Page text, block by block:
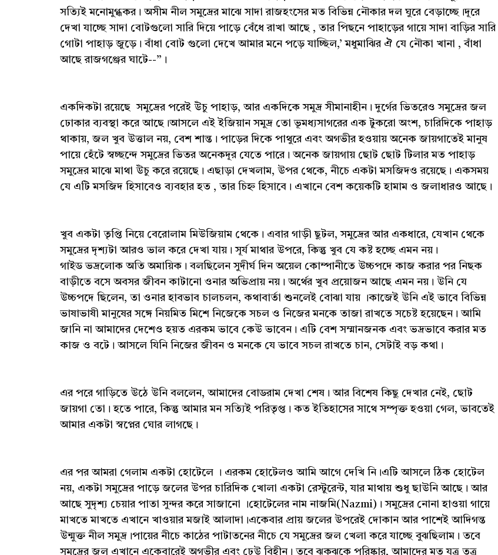
সত্যিই মনোমুগ্ধকর। অসীম নীল সমুদ্রের মাঝে সাদা রাজহংসের মত বিভিন্ন নৌকার দল ঘুরে বেড়াচ্ছে।দূরে
দেখা যাচ্ছে সাদা বোটগুলো সারি দিয়ে পাড়ে বেঁধে রাখা আছে , তার পিছনে পাহাড়ের গায়ে সাদা বাড়ির সারি
গোটা পাহাড় জুড়ে। বাঁধা বোট গুলো দেখে আমার মনে পড়ে যাচ্ছিল,’ মধুমাঝির ঐ যে নৌকা খানা , বাঁধা
আছে রাজগঞ্জের ঘাটে--”।
একদিকটা রয়েছে সমুদ্রের পরেই উঁচু পাহাড়, আর একদিকে সমুদ্র সীমানাহীন। দুর্গের ভিতরেও সমুদ্রের জল
ঢোকার ব্যবস্থা করে আছে।আসলে এই ইজিয়ান সমুদ্র তো ভূমধ্যসাগরের এক টুকরো অংশ, চারিদিকে পাহাড়
থাকায়, জল খুব উত্তাল নয়, বেশ শান্ত। পাড়ের দিকে পাথুরে এবং অগভীর হওয়ায় অনেক জায়গাতেই মানুষ
পায়ে হেঁটে স্বচ্ছন্দে সমুদ্রের ভিতর অনেকদূর যেতে পারে। অনেক জায়গায় ছোট ছোট টিলার মত পাহাড়
সমুদ্রের মাঝে মাথা উঁচু করে রয়েছে। এছাড়া দেখলাম, উপর থেকে, নীচে একটা মসজিদও রয়েছে। একসময়
যে এটি মসজিদ হিসাবেও ব্যবহার হত , তার চিহ্ন হিসাবে। এখানে বেশ কয়েকটি হামাম ও জলাধারও আছে।
খুব একটা তৃপ্তি নিয়ে বেরোলাম মিউজিয়াম থেকে। এবার গাড়ী ছুটল, সমুদ্রের আর একধারে, যেখান থেকে
সমুদ্রের দৃশ্যটা আরও ভাল করে দেখা যায়। সূর্য মাথার উপরে, কিন্তু খুব যে কষ্ট হচ্ছে এমন নয়।
গাইড ভদ্রলোক অতি অমায়িক। বলছিলেন সুদীর্ঘ দিন অয়েল কোম্পানীতে উচ্চপদে কাজ করার পর নিছক
বাড়ীতে বসে অবসর জীবন কাটানো ওনার অভিপ্রায় নয়। অর্থের খুব প্রয়োজন আছে এমন নয়। উনি যে
উচ্চপদে ছিলেন, তা ওনার হাবভাব চালচলন, কথাবার্তা শুনলেই বোঝা যায় ।কাজেই উনি এই ভাবে বিভিন্ন
ভাষাভাষী মানুষের সঙ্গে নিয়মিত মিশে নিজেকে সচল ও নিজের মনকে তাজা রাখতে সচেষ্ট হয়েছেন। আমি
জানি না আমাদের দেশেও হয়ত এরকম ভাবে কেউ ভাবেন। এটি বেশ সম্মানজনক এবং ভদ্রভাবে করার মত
কাজ ও বটে। আসলে যিনি নিজের জীবন ও মনকে যে ভাবে সচল রাখতে চান, সেটাই বড় কথা।
এর পরে গাড়িতে উঠে উনি বললেন, আমাদের বোডরাম দেখা শেষ। আর বিশেষ কিছু দেখার নেই, ছোট
জায়গা তো। হতে পারে, কিন্তু আমার মন সত্যিই পরিতৃপ্ত। কত ইতিহাসের সাথে সম্পৃক্ত হওয়া গেল, ভাবতেই
আমার একটা স্বপ্নের ঘোর লাগছে।
এর পর আমরা গেলাম একটা হোটেলে । এরকম হোটেলও আমি আগে দেখি নি।এটি আসলে ঠিক হোটেল
নয়, একটা সমুদ্রের পাড়ে জলের উপর চারিদিক খোলা একটা রেস্টুরেন্ট, যার মাথায় শুধু ছাউনি আছে। আর
আছে সুদৃশ্য চেয়ার পাতা সুন্দর করে সাজানো ।হোটেলের নাম নাজমি(Nazmi)। সমুদ্রের নোনা হাওয়া গায়ে
মাখতে মাখতে এখানে খাওয়ার মজাই আলাদা।একেবার প্রায় জলের উপরেই দোকান আর পাশেই আদিগন্ত
উন্মুক্ত নীল সমুদ্র।পায়ের নীচে কাঠের পাটাতনের নীচে যে সমুদ্রের জল খেলা করে যাচ্ছে বুঝছিলাম। তবে
সমুদ্রের জল এখানে একেবারেই অগভীর এবং ঢেউ বিহীন। তবে ঝকঝকে পরিষ্কার, আমাদের মত যত্র তত্র